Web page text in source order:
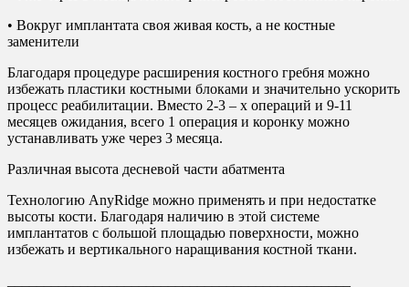
• Вокруг имплантата своя живая кость, а не костные
заменители
Благодаря процедуре расширения костного гребня можно
избежать пластики костными блоками и значительно ускорить
процесс реабилитации. Вместо 2-3 – х операций и 9-11
месяцев ожидания, всего 1 операция и коронку можно
устанавливать уже через 3 месяца.
Различная высота десневой части абатмента
Технологию AnyRidge можно применять и при недостатке
высоты кости. Благодаря наличию в этой системе
имплантатов с большой площадью поверхности, можно
избежать и вертикального наращивания костной ткани.